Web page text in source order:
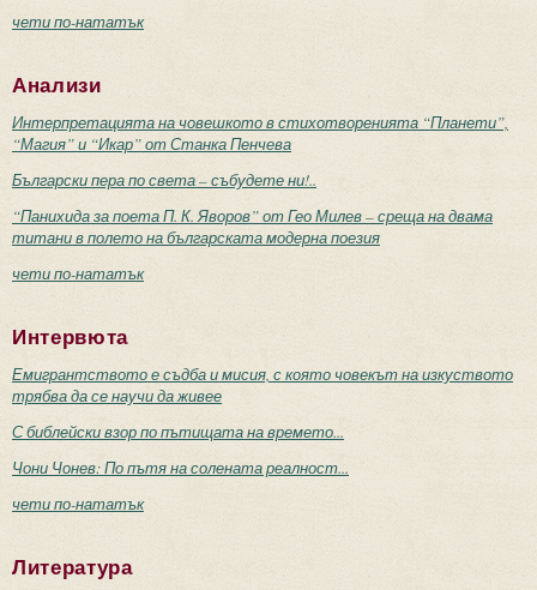
чети по-нататък
Анализи
Интерпретацията на човешкото в стихотворенията “Планети”,
“Магия” и “Икар” от Станка Пенчева
Български пера по света – събудете ни!..
“Панихида за поета П. К. Яворов” от Гео Милев – среща на двама
титани в полето на българската модерна поезия
чети по-нататък
Интервюта
Емигрантството е съдба и мисия, с която човекът на изкуството
трябва да се научи да живее
С библейски взор по пътищата на времето...
Чони Чонев: По пътя на солената реалност...
чети по-нататък
Литература